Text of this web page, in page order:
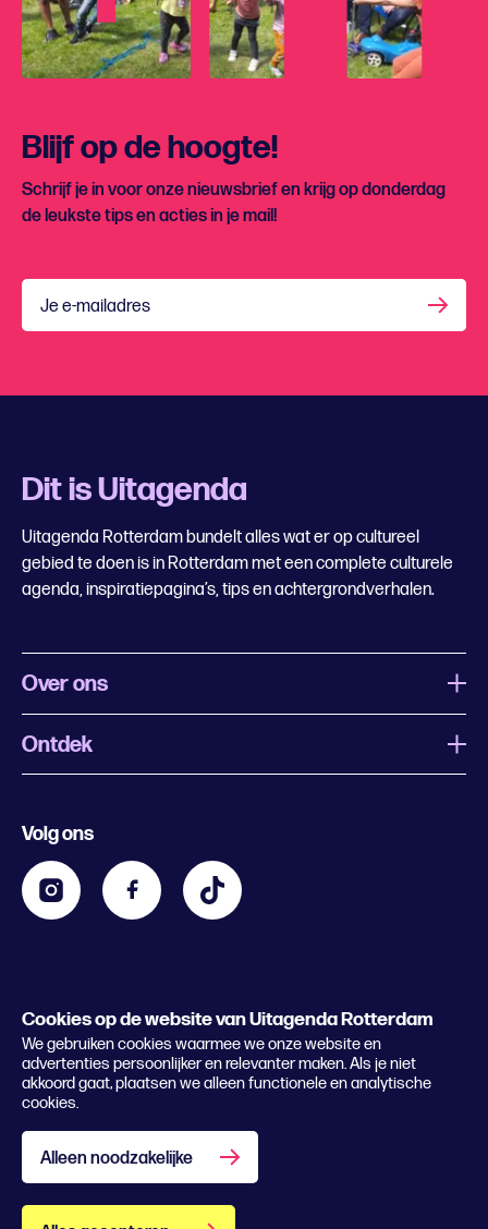
Cookies op de website van Uitagenda Rotterdam
We gebruiken cookies waarmee we onze website en
advertenties persoonlijker en relevanter maken. Als je niet
akkoord gaat, plaatsen we alleen functionele en analytische
cookies.
Alleen noodzakelijke
Blijf op de hoogte!
Schrijf je in voor onze nieuwsbrief en krijg op donderdag
de leukste tips en acties in je mail!
Je e-mailadres
Dit is Uitagenda
Uitagenda Rotterdam bundelt alles wat er op cultureel
gebied te doen is in Rotterdam met een complete culturele
agenda, inspiratiepagina’s, tips en achtergrondverhalen.
Over ons
Wat is Uitagenda Rotterdam
Contact
Zakelijk
Lees het magazine
Ontdek
Kids
Volg ons
© 2026 Rotterdam Festivals